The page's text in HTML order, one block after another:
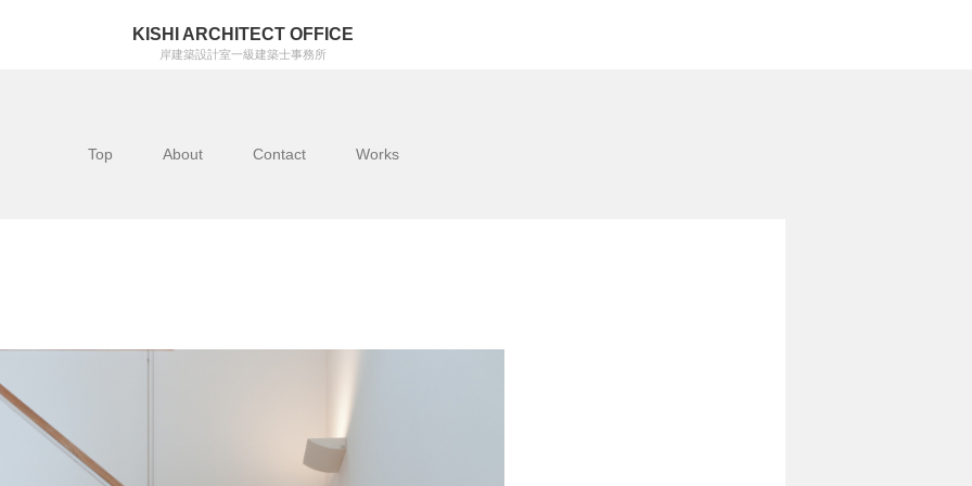
KISHI ARCHITECT OFFICE
岸建築設計室一級建築士事務所
Top About Contact Works